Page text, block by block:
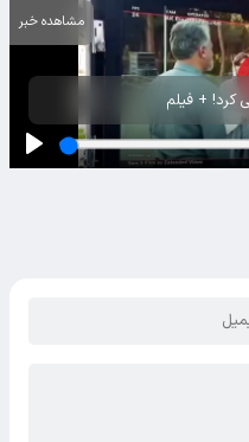
کرد! + فیلم
مشاهده خبر